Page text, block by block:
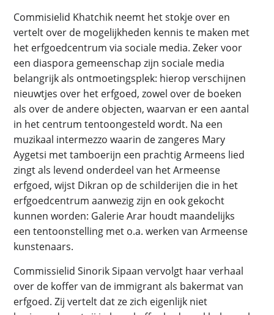
Commisielid Khatchik neemt het stokje over en
vertelt over de mogelijkheden kennis te maken met
het erfgoedcentrum via sociale media. Zeker voor
een diaspora gemeenschap zijn sociale media
belangrijk als ontmoetingsplek: hierop verschijnen
nieuwtjes over het erfgoed, zowel over de boeken
als over de andere objecten, waarvan er een aantal
in het centrum tentoongesteld wordt. Na een
muzikaal intermezzo waarin de zangeres Mary
Aygetsi met tamboerijn een prachtig Armeens lied
zingt als levend onderdeel van het Armeense
erfgoed, wijst Dikran op de schilderijen die in het
erfgoedcentrum aanwezig zijn en ook gekocht
kunnen worden: Galerie Arar houdt maandelijks
een tentoonstelling met o.a. werken van Armeense
kunstenaars.
Commissielid Sinorik Sipaan vervolgt haar verhaal
over de koffer van de immigrant als bakermat van
erfgoed. Zij vertelt dat ze zich eigenlijk niet